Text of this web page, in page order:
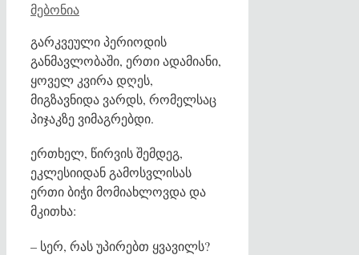
მებონია
გარკვეული პერიოდის
განმავლობაში, ერთი ადამიანი,
ყოველ კვირა დღეს,
მიგზავნიდა ვარდს, რომელსაც
პიჯაკზე ვიმაგრებდი.
ერთხელ, წირვის შემდეგ,
ეკლესიიდან გამოსვლისას
ერთი ბიჭი მომიახლოვდა და
მკითხა:
– სერ, რას უპირებთ ყვავილს?